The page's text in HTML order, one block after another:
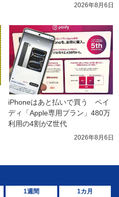
2026年8月6日
iPhoneはあと払いで買う　ペイ
ディ「Apple専用プラン」480万
利用の4割がZ世代
2026年8月6日
1週間 1カ月